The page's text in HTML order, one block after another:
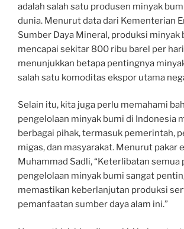
adalah salah satu produsen minyak
dunia. Menurut data dari Kementerian
Sumber Daya Mineral, produksi minyak
mencapai sekitar 800 ribu barel per
menunjukkan betapa pentingnya
salah satu komoditas ekspor utama
Selain itu, kita juga perlu memahami
pengelolaan minyak bumi di Indonesia
berbagai pihak, termasuk pemerintah,
migas, dan masyarakat. Menurut pakar
Muhammad Sadli, “Keterlibatan semua
pengelolaan minyak bumi sangat
memastikan keberlanjutan produksi
pemanfaatan sumber daya alam ini.”